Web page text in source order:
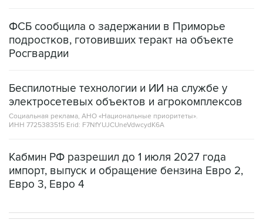
ФСБ сообщила о задержании в Приморье
подростков, готовивших теракт на объекте
Росгвардии
Беспилотные технологии и ИИ на службе у
электросетевых объектов и агрокомплексов
Социальная реклама, АНО «Национальные приоритеты».
ИНН 7725383515 Erid: F7NfYUJCUneVdwcydK6A
Кабмин РФ разрешил до 1 июля 2027 года
импорт, выпуск и обращение бензина Евро 2,
Евро 3, Евро 4